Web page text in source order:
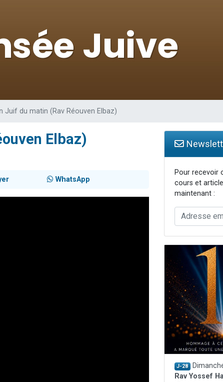
une bénédiction
sur WhatsApp
en groupe sur Zoom
Juif du matin (Rav Réouven Elbaz)
Elbaz)
WhatsApp
Pour recevoir
cours et
maintenant :
J-28
Rav Yossef